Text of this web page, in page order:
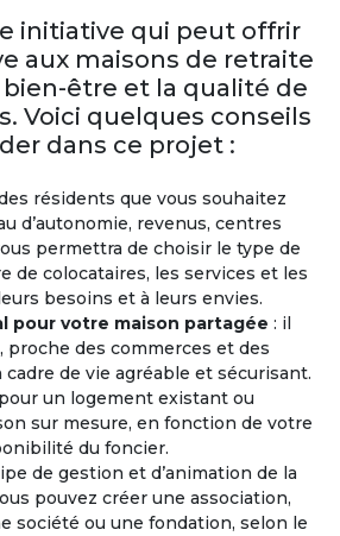
initiative qui peut offrir
aux maisons de retraite
être et la qualité de
Voici quelques conseils
dans ce projet :
résidents que vous souhaitez
d’autonomie, revenus, centres
permettra de choisir le type de
de colocataires, les services et les
besoins et à leurs envies.
pour votre maison partagée : il
proche des commerces et des
de vie agréable et sécurisant.
un logement existant ou
sur mesure, en fonction de votre
du foncier.
de gestion et d’animation de la
pouvez créer une association,
société ou une fondation, selon le
toute
par an.
se
des
RetraiteMaroc
Un pays à
bon vivre avec au
l’année. Un
un peuple
Gastronomie
connus du pays,
de poulet sans
cornes de gazelle
et créer mon profil